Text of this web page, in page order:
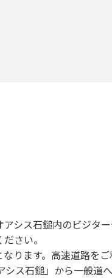
シス石鎚内のビジタ
さい。
ります。高速道路を
ス石鎚」から一般道